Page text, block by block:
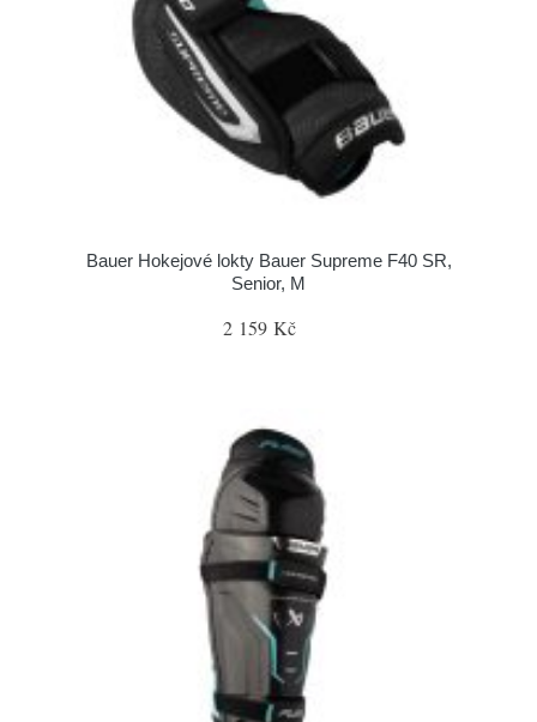
Bauer Hokejové lokty Bauer Supreme F40 SR,
Senior, M
2 159 Kč